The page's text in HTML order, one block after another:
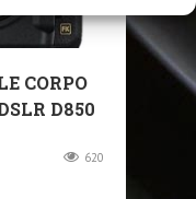
CORPO
D850
620